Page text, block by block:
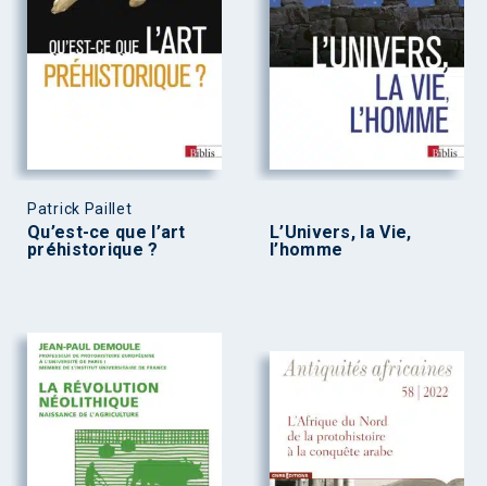
Patrick Paillet
Qu’est-ce que l’art
préhistorique ?
L’Univers, la Vie,
l’homme